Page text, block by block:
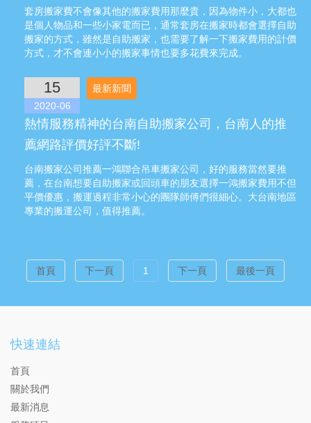
套房搬家費不會像其他的搬家費用那麼貴，因為物件小，大都也
是個人物品和一些小家電而已，通常套房在搬家時都會選擇自助
搬家的方式，雖然是自助搬家，也需要了解一下搬家費用的計價
方式，才不會連小小的搬家事情也要多花費來完成。
15
2020-06
最新新聞
熱情服務精神的台南自助搬家公司，台南人的推
薦網路評價好評不斷!
台南搬家公司推薦一鴻聯合吊車搬家公司，好的服務當然要推
薦，在台南想要自助搬家或回頭車的朋友選擇一鴻搬家費用不但
平價優惠，搬運過程非常小心的團隊師傅們很細心。大台南地區
專業的搬運公司，值得推薦。
首頁 下一頁 1 下一頁 最後一頁
快速連結
首頁
關於我們
最新消息